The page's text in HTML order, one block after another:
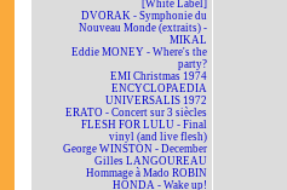
[White Label]
DVORAK - Symphonie du
Nouveau Monde (extraits) -
MIKAL
Eddie MONEY - Where's the
party?
EMI Christmas 1974
ENCYCLOPAEDIA
UNIVERSALIS 1972
ERATO - Concert sur 3 siècles
FLESH FOR LULU - Final
vinyl (and live flesh)
George WINSTON - December
Gilles LANGOUREAU
Hommage à Mado ROBIN
HONDA - Wake up!